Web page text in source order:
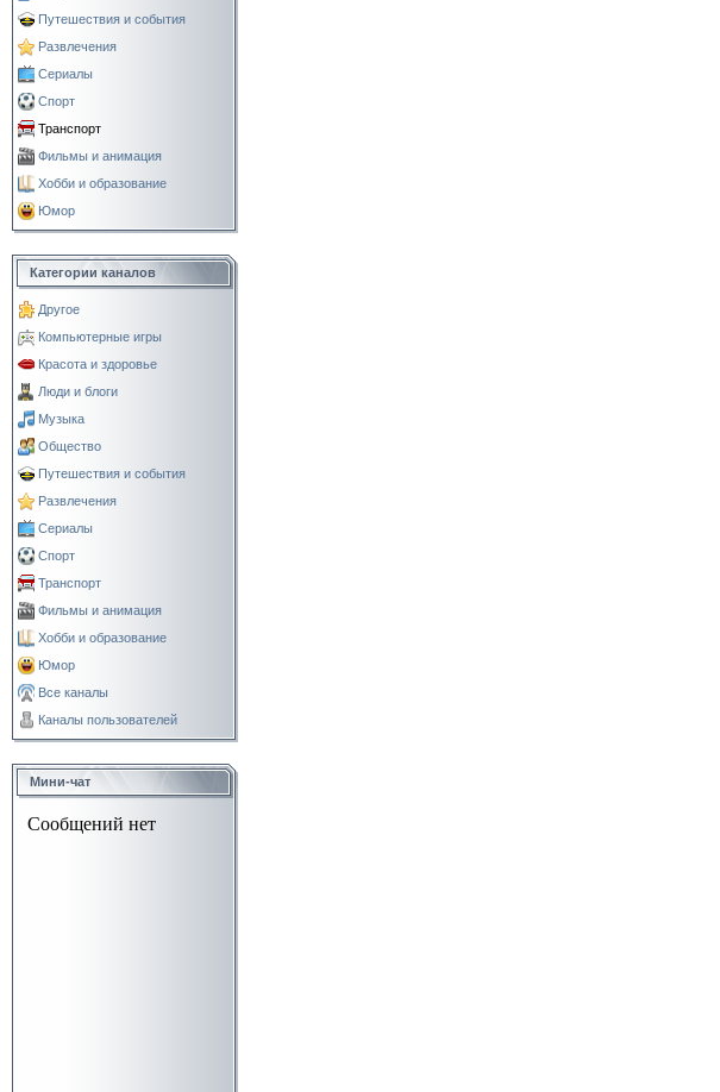
Путешествия и события
Развлечения
Сериалы
Спорт
Транспорт
Фильмы и анимация
Хобби и образование
Юмор
Категории каналов
Другое
Компьютерные игры
Красота и здоровье
Люди и блоги
Музыка
Общество
Путешествия и события
Развлечения
Сериалы
Спорт
Транспорт
Фильмы и анимация
Хобби и образование
Юмор
Все каналы
Каналы пользователей
Мини-чат